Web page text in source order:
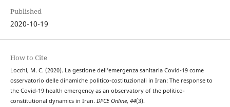
Published
2020-10-19
How to Cite
Locchi, M. C. (2020). La gestione dell’emergenza sanitaria Covid-19 come
osservatorio delle dinamiche politico-costituzionali in Iran: The response to
the Covid-19 health emergency as an observatory of the politico-
constitutional dynamics in Iran. DPCE Online, 44(3).